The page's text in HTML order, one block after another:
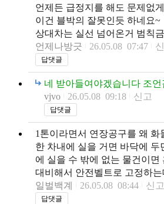
언제든 급정지를 해도 문제없
이건 블박의 잘못인듯 하네요~
상대차는 실선 넘어온거 범칙
언제나방긋
26.05.08 07:47
답댓글
네 받아들여야겠습니다 조
vjvo
26.05.08 09:18 신고
답댓글
1톤이라면서 연장공구를 왜 화
한 차내에 실을 거면 바닥에 두
에 실을 수 밖에 없는 물건이면
대비해서 안전벨트로 고정하는
일벌백계
26.05.08 08:44 신고
답댓글